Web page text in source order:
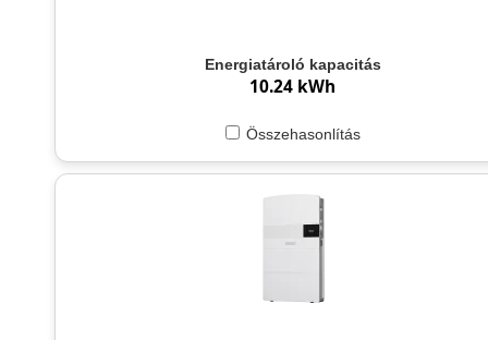
Energiatároló kapacitás
10.24 kWh
Összehasonlítás